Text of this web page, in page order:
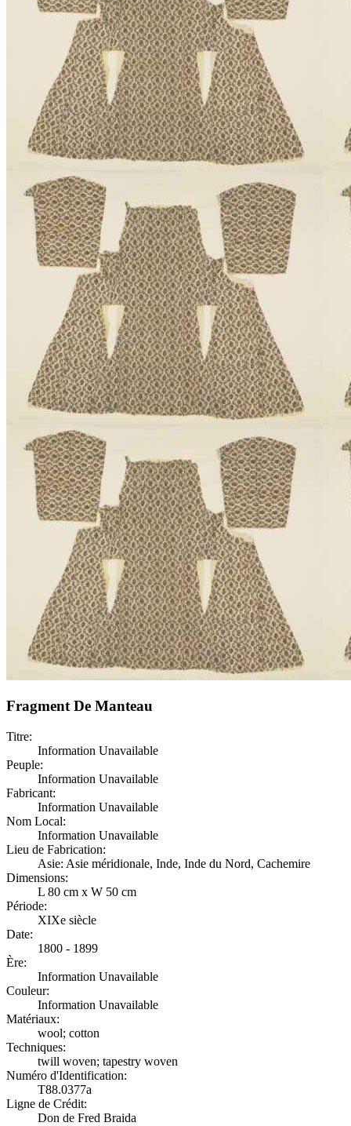
Fragment De Manteau
Titre:
Information Unavailable
Peuple:
Information Unavailable
Fabricant:
Information Unavailable
Nom Local:
Information Unavailable
Lieu de Fabrication:
Asie: Asie méridionale, Inde, Inde du Nord, Cachemire
Dimensions:
L 80 cm x W 50 cm
Période:
XIXe siècle
Date:
1800 - 1899
Ère:
Information Unavailable
Couleur:
Information Unavailable
Matériaux:
wool; cotton
Techniques:
twill woven; tapestry woven
Numéro d'Identification:
T88.0377a
Ligne de Crédit:
Don de Fred Braida